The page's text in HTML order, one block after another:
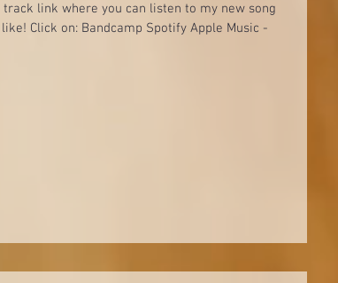
link where you can listen to my new song
Click on: Bandcamp Spotify Apple Music -